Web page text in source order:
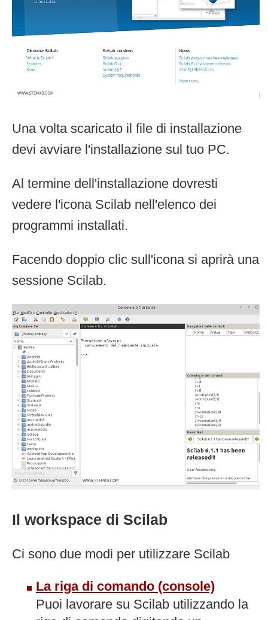
Una volta scaricato il file di installazione
devi avviare l'installazione sul tuo PC.
Al termine dell'installazione dovresti
vedere l'icona Scilab nell'elenco dei
programmi installati.
Facendo doppio clic sull'icona si aprirà una
sessione Scilab.
Il workspace di Scilab
Ci sono due modi per utilizzare Scilab
La riga di comando (console)
Puoi lavorare su Scilab utilizzando la